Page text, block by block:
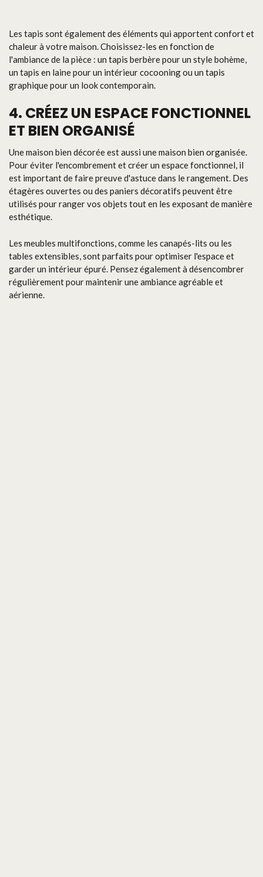
Les tapis sont également des éléments qui apportent confort et
chaleur à votre maison. Choisissez-les en fonction de
l'ambiance de la pièce : un tapis berbère pour un style bohème,
un tapis en laine pour un intérieur cocooning ou un tapis
graphique pour un look contemporain.
4. CRÉEZ UN ESPACE FONCTIONNEL
ET BIEN ORGANISÉ
Une maison bien décorée est aussi une maison bien organisée.
Pour éviter l'encombrement et créer un espace fonctionnel, il
est important de faire preuve d'astuce dans le rangement. Des
étagères ouvertes ou des paniers décoratifs peuvent être
utilisés pour ranger vos objets tout en les exposant de manière
esthétique.
Les meubles multifonctions, comme les canapés-lits ou les
tables extensibles, sont parfaits pour optimiser l'espace et
garder un intérieur épuré. Pensez également à désencombrer
régulièrement pour maintenir une ambiance agréable et
aérienne.